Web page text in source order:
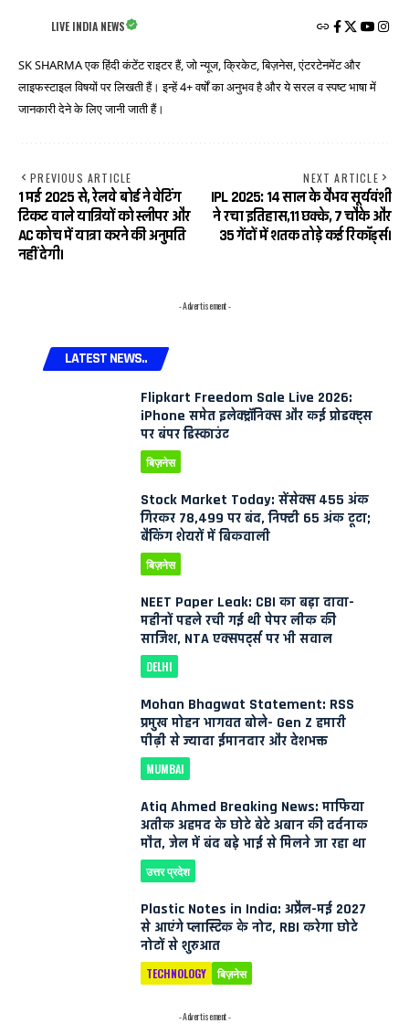
LIVE INDIA NEWS
SK SHARMA एक हिंदी कंटेंट राइटर हैं, जो न्यूज, क्रिकेट, बिज़नेस, एंटरटेनमेंट और
लाइफस्टाइल विषयों पर लिखती हैं। इन्हें 4+ वर्षों का अनुभव है और ये सरल व स्पष्ट भाषा में
जानकारी देने के लिए जानी जाती हैं।
PREVIOUS ARTICLE
1 मई 2025 से, रेलवे बोर्ड ने वेटिंग
टिकट वाले यात्रियों को स्लीपर और
AC कोच में यात्रा करने की अनुमति
नहीं देगी।
NEXT ARTICLE
IPL 2025: 14 साल के वैभव सूर्यवंशी
ने रचा इतिहास,11 छक्के, 7 चौके और
35 गेंदों में शतक तोड़े कई रिकॉर्ड्स।
- Advertisement -
LATEST NEWS..
Flipkart Freedom Sale Live 2026:
iPhone समेत इलेक्ट्रॉनिक्स और कई प्रोडक्ट्स
पर बंपर डिस्काउंट
बिज़नेस
Stock Market Today: सेंसेक्स 455 अंक
गिरकर 78,499 पर बंद, निफ्टी 65 अंक टूटा;
बैंकिंग शेयरों में बिकवाली
बिज़नेस
NEET Paper Leak: CBI का बड़ा दावा-
महीनों पहले रची गई थी पेपर लीक की
साजिश, NTA एक्सपर्ट्स पर भी सवाल
DELHI
Mohan Bhagwat Statement: RSS
प्रमुख मोहन भागवत बोले- Gen Z हमारी
पीढ़ी से ज्यादा ईमानदार और देशभक्त
MUMBAI
Atiq Ahmed Breaking News: माफिया
अतीक अहमद के छोटे बेटे अबान की दर्दनाक
मौत, जेल में बंद बड़े भाई से मिलने जा रहा था
उत्तर प्रदेश
Plastic Notes in India: अप्रैल-मई 2027
से आएंगे प्लास्टिक के नोट, RBI करेगा छोटे
नोटों से शुरुआत
TECHNOLOGY बिज़नेस
- Advertisement -